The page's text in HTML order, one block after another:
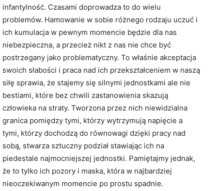
infantylność. Czasami doprowadza to do wielu
problemów. Hamowanie w sobie różnego rodzaju uczuć i
ich kumulacja w pewnym momencie będzie dla nas
niebezpieczna, a przecież nikt z nas nie chce być
postrzegany jako problematyczny. To właśnie akceptacja
swoich słabości i praca nad ich przekształceniem w naszą
siłę sprawia, że stajemy się silnymi jednostkami ale nie
bestiami, które bez chwili zastanowienia skazują
człowieka na straty. Tworzona przez nich niewidzialna
granica pomiędzy tymi, którzy wytrzymują napięcie a
tymi, którzy dochodzą do równowagi dzięki pracy nad
sobą, stwarza sztuczny podział stawiając ich na
piedestale najmocniejszej jednostki. Pamiętajmy jednak,
że to tylko ich pozory i maska, która w najbardziej
nieoczekiwanym momencie po prostu spadnie.